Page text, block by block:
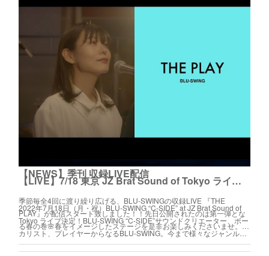
【LIVE】7/18 東京 JZ Brat Sound of Tokyo ライブ決定
2022年7月18日（月・祝）BLU-SWING “C-SIDE” at JZ Brat Sound of
Tokyo ライブ決定！BLU-SWING “C-SIDE”サウンドクリエーター、ボー
カリスト、プレイヤーからなるBLU-SWING。今まで様々なジャンル…
【NEWS】季刊 収録LIVE配信
季節毎全4回に渡り繰り広げる、BLU-SWINGの収録LIVE 『THE
PLAY』が配信スタート致しました！！先日公開されたのは第一弾とな
る春の巻🌸春をイメージしたステージを是非お楽しみくださいませ。…